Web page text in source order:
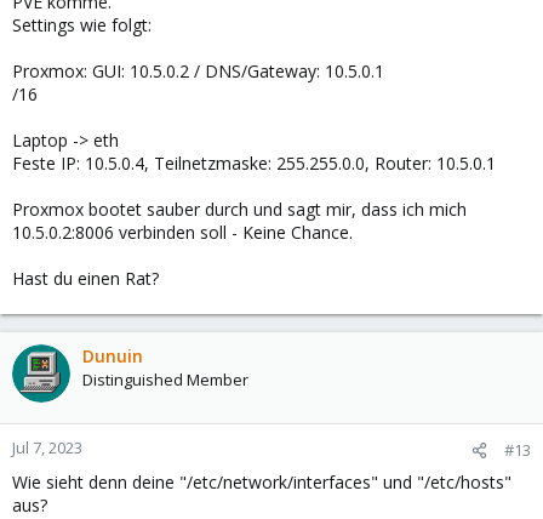
Settings wie folgt:
Proxmox: GUI: 10.5.0.2 / DNS/Gateway: 10.5.0.1
/16
Laptop -> eth
Feste IP: 10.5.0.4, Teilnetzmaske: 255.255.0.0, Router: 10.5.0.1
Proxmox bootet sauber durch und sagt mir, dass ich mich
10.5.0.2:8006 verbinden soll - Keine Chance.
Hast du einen Rat?
Dunuin
Distinguished Member
Jul 7, 2023 #13
Wie sieht denn deine "/etc/network/interfaces" und "/etc/hosts"
aus?